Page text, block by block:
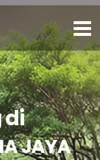
di
JAYA